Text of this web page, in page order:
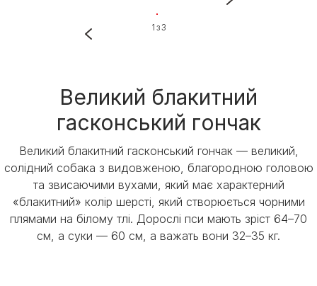
Великий блакитний
гасконський гончак
Великий блакитний гасконський гончак — великий,
солідний собака з видовженою, благородною головою
та звисаючими вухами, який має характерний
«блакитний» колір шерсті, який створюється чорними
плямами на білому тлі. Дорослі пси мають зріст 64–70
см, а суки — 60 см, а важать вони 32–35 кг.
1 з 3